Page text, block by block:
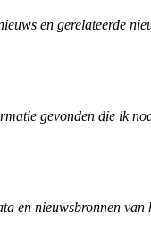
en gerelateerde
gevonden die ik
en nieuwsbronnen